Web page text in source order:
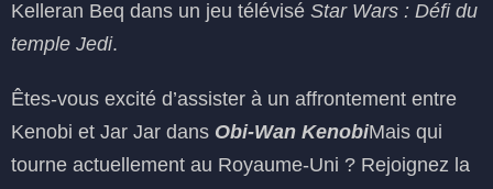
Kelleran Beq dans un jeu télévisé Star Wars : Défi du
temple Jedi.
Êtes-vous excité d’assister à un affrontement entre
Kenobi et Jar Jar dans Obi-Wan KenobiMais qui
tourne actuellement au Royaume-Uni ? Rejoignez la